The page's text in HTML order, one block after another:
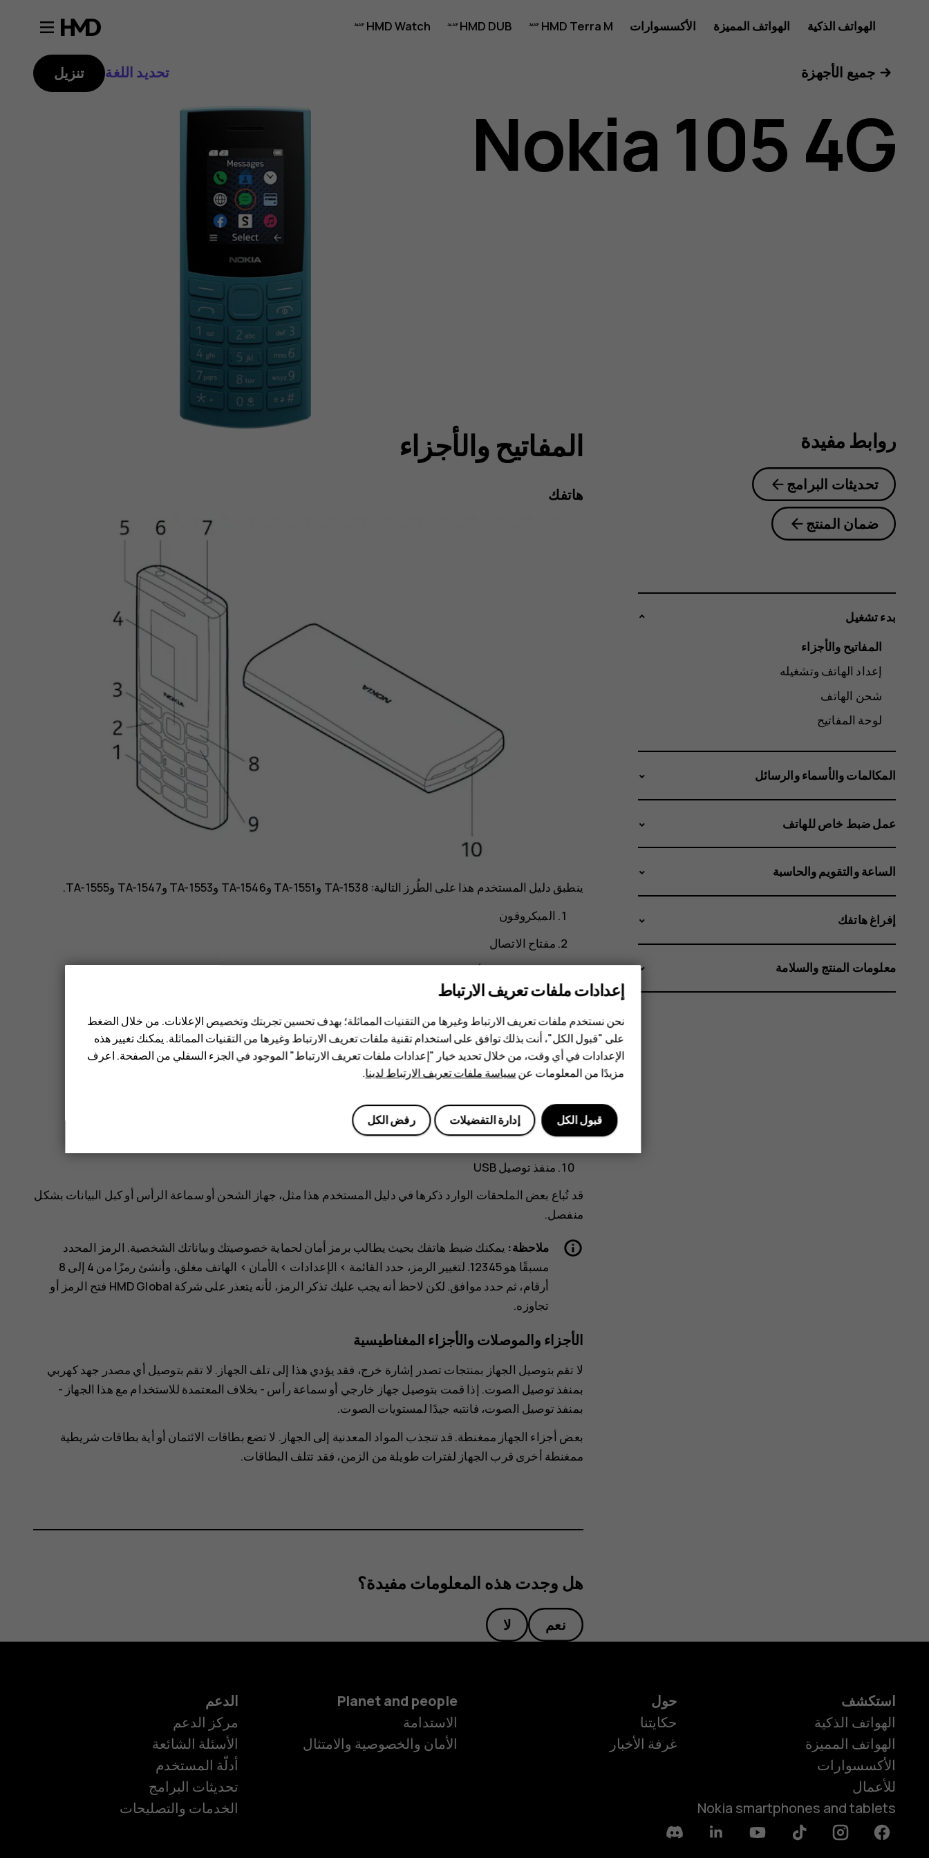
دليل
مستخدم
Nokia
الهواتف الذكية الهواتف المميزة الأكسسوارات HMD Terra M
HMD DUB
HMD Watch
الهواتف الذكية
جميع الأجهزة تحديد اللغة تنزيل
Nokia 105 4G
المفاتيح والأجزاء
هاتفك‬
ينطبق دليل المستخدم هذا على الطُرز التالية: TA-1538 وTA-1551 وTA-1546 وTA-1553 وTA-1547 وTA-1555.
الميكروفون
مفتاح الاتصال
مفتاح التمرير
سماعة الأذن/مكبر الصوت
مصباح الفلاش
منفذ توصيل سماعة الرأس
مفتاح الاختيار الأيمن
مفتاح الطاقة/الإنهاء
منفذ توصيل USB
قد تُباع بعض الملحقات الوارد ذكرها في دليل المستخدم هذا مثل، جهاز الشحن أو سماعة الرأس أو كبل البيانات بشكل
منفصل.
ملاحظة: يمكنك ضبط هاتفك بحيث يطالب برمز أمان لحماية خصوصيتك وبياناتك الشخصية. الرمز المحدد
مسبقًا هو 12345. لتغيير الرمز، حدد
القائمة > الإعدادات > الأمان >
، وأنشئ رمزًا من 4 إلى 8
أرقام، ثم حدد موافق
. لكن لاحظ أنه يجب عليك تذكر الرمز، لأنه يتعذر على شركة HMD Global فتح الرمز أو
تجاوزه.
الأجزاء والموصلات والأجزاء المغناطيسية
لا تقم بتوصيل الجهاز بمنتجات تصدر إشارة خرج، فقد يؤدي هذا إلى تلف الجهاز. لا تقم بتوصيل أي مصدر جهد كهربي
بمنفذ توصيل الصوت. إذا قمت بتوصيل جهاز خارجي أو سماعة رأس - بخلاف المعتمدة للاستخدام مع هذا الجهاز -
بمنفذ توصيل الصوت، فانتبه جيدًا لمستويات الصوت.
بعض أجزاء الجهاز ممغنطة. قد تنجذب المواد المعدنية إلى الجهاز. لا تضع بطاقات الائتمان أو أية بطاقات شريطية
ممغنطة أخرى قرب الجهاز لفترات طويلة من الزمن، فقد تتلف البطاقات.
هل وجدت هذه المعلومات مفيدة؟
نعم لا
روابط مفيدة
تحديثات البرامج
ضمان المنتج
بدء تشغيل
المفاتيح والأجزاء
إعداد الهاتف وتشغيله
شحن الهاتف
لوحة المفاتيح
المكالمات والأسماء والرسائل
عمل ضبط خاص للهاتف
الساعة والتقويم والحاسبة
إفراغ هاتفك
معلومات المنتج والسلامة
استكشف
الهواتف الذكية
الهواتف المميزة
الأكسسوارات
للأعمال
Nokia smartphones and tablets
حول
حكايتنا
غرفة الأخبار
Planet and people
الاستدامة
الأمان والخصوصية والامتثال
الدعم
مركز الدعم
الأسئلة الشائعة
أدلّة المستخدم
تحديثات البرامج
الخدمات والتصليحات
Facebook
Instagram
Tiktok
Youtube
Linkedin
Discord
إعدادات ملفات تعريف الارتباط
نحن نستخدم ملفات تعريف الارتباط وغيرها من التقنيات المماثلة؛ بهدف تحسين تجربتك وتخصيص الإعلانات. من خلال الضغط
على "قبول الكل"، أنت بذلك توافق على استخدام تقنية ملفات تعريف الارتباط وغيرها من التقنيات المماثلة. يمكنك تغيير هذه
الإعدادات في أي وقت، من خلال تحديد خيار "إعدادات ملفات تعريف الارتباط" الموجود في الجزء السفلي من الصفحة. اعرف
مزيدًا من المعلومات عنسياسة ملفات تعريف الارتباط لدينا.
رفض الكل إدارة التفضيلات قبول الكل